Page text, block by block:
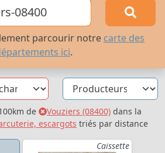
parcourir notre carte des
ici.
de Vouziers (08400) dans la
escargots triés par distance
Caissette